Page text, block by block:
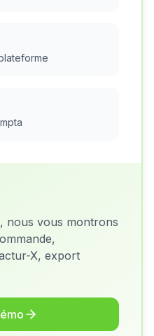
nous vous montrons
X, export